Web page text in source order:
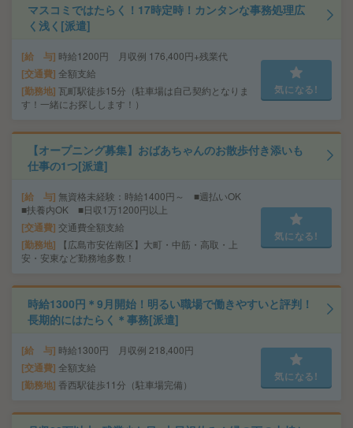
マスコミではたらく！17時定時！カンタンな事務処理広
く浅く[派遣]
給 与 時給1200円 月収例 176,400円+残業代
交通費 全額支給
勤務地 瓦町駅徒歩15分（駐車場は自己契約となりま
す！一緒にお探しします！）
気になる!
【オープニング募集】おばあちゃんのお散歩付き添いも
仕事の1つ[派遣]
給 与 無資格未経験：時給1400円～ ■週払いOK
■扶養内OK ■日収1万1200円以上
交通費 交通費全額支給
勤務地
【広島市安佐南区】大町・中筋・高取・上
安・安東など勤務地多数！
気になる!
時給1300円＊9月開始！明るい職場で働きやすいと評判！
長期的にはたらく＊事務[派遣]
給 与 時給1300円 月収例 218,400円
交通費 全額支給
勤務地 香西駅徒歩11分（駐車場完備）
気になる!